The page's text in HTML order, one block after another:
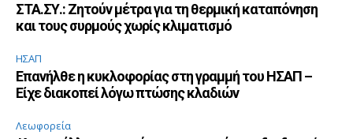
ΣΤΑ.ΣΥ.: Ζητούν μέτρα για τη θερμική καταπόνηση
και τους συρμούς χωρίς κλιματισμό
ΗΣΑΠ
Επανήλθε η κυκλοφορίας στη γραμμή του ΗΣΑΠ –
Είχε διακοπεί λόγω πτώσης κλαδιών
Λεωφορεία